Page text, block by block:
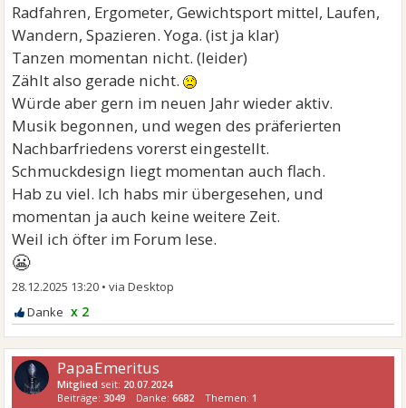
Radfahren, Ergometer, Gewichtsport mittel, Laufen,
Wandern, Spazieren. Yoga. (ist ja klar)
Tanzen momentan nicht. (leider)
Zählt also gerade nicht.
Würde aber gern im neuen Jahr wieder aktiv.
Musik begonnen, und wegen des präferierten
Nachbarfriedens vorerst eingestellt.
Schmuckdesign liegt momentan auch flach.
Hab zu viel. Ich habs mir übergesehen, und
momentan ja auch keine weitere Zeit.
Weil ich öfter im Forum lese.
😬
28.12.2025 13:20 •
x 2
PapaEmeritus
Mitglied seit: 20.07.2024
Beiträge: 3049 Danke:6682 Themen: 1